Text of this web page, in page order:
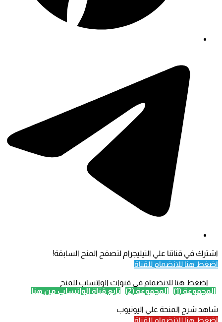
اشترك في قناتنا علي التيليجرام لتصفح المنح السابقة!
اضغط هنا للانضمام للقناة
اضغط هنا للانضمام في قنوات الواتساب للمنح
المجموعة (1)
المجموعة (2) تابع قناة الواتساب من هنا
شاهد شرح المنحة علي اليوتيوب
اضغط هنا للانضمام للقناة